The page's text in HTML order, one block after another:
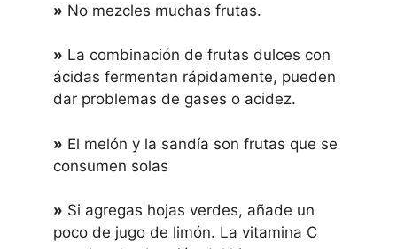
» No mezcles muchas frutas.
» La combinación de frutas dulces con
ácidas fermentan rápidamente, pueden
dar problemas de gases o acidez.
» El melón y la sandía son frutas que se
consumen solas
» Si agregas hojas verdes, añade un
poco de jugo de limón. La vitamina C